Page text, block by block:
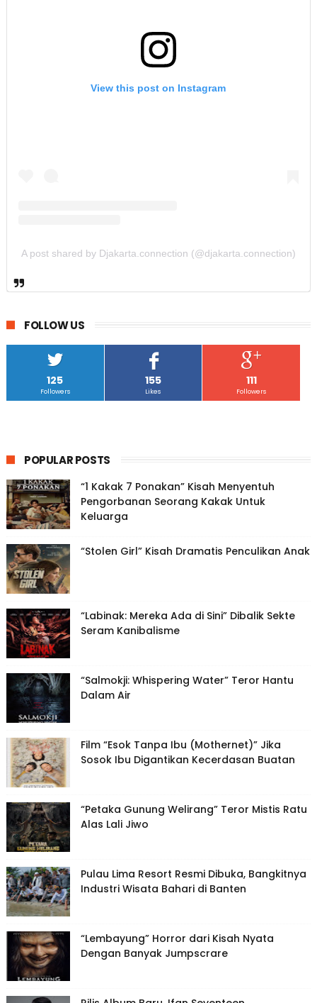
View this post on Instagram
A post shared by Djakarta.connection (@djakarta.connection)
FOLLOW US
125
Followers
155
Likes
111
Followers
POPULAR POSTS
“1 Kakak 7 Ponakan” Kisah Menyentuh
Pengorbanan Seorang Kakak Untuk
Keluarga
“Stolen Girl” Kisah Dramatis Penculikan Anak
“Labinak: Mereka Ada di Sini” Dibalik Sekte
Seram Kanibalisme
“Salmokji: Whispering Water” Teror Hantu
Dalam Air
Film “Esok Tanpa Ibu (Mothernet)” Jika
Sosok Ibu Digantikan Kecerdasan Buatan
“Petaka Gunung Welirang” Teror Mistis Ratu
Alas Lali Jiwo
Pulau Lima Resort Resmi Dibuka, Bangkitnya
Industri Wisata Bahari di Banten
“Lembayung” Horror dari Kisah Nyata
Dengan Banyak Jumpscrare